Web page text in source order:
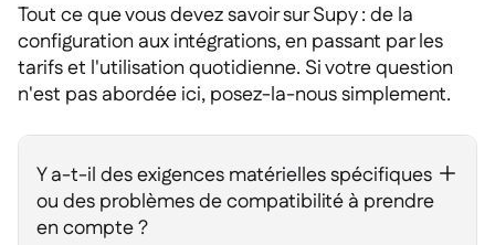
Tout ce que vous devez savoir sur Supy : de la
configuration aux intégrations, en passant par les
tarifs et l'utilisation quotidienne. Si votre question
n'est pas abordée ici, posez-la-nous simplement.
Y a-t-il des exigences matérielles spécifiques
ou des problèmes de compatibilité à prendre
en compte ?
+